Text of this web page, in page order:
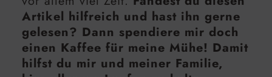
Artikel hilfreich und hast ihn gerne
gelesen? Dann spendiere mir doch
einen Kaffee für meine Mühe! Damit
hilfst du mir und meiner Familie,